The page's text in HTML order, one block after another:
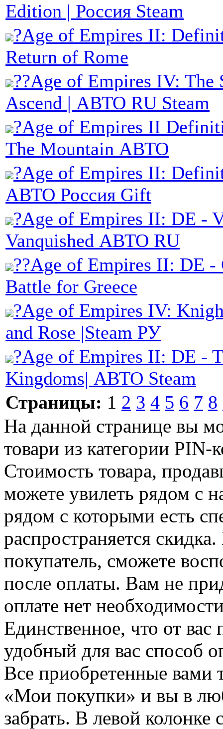
Edition | Россия Steam
?Age of Empires II:
Return of Rome
??Age of Empires IV: The
Ascend | АВТО RU Steam
?Age of Empires II
The Mountain АВТО
?Age of Empires II:
АВТО Россия Gift
?Age of Empires II: DE -
Vanquished АВТО RU
??Age of Empires II: DE -
Battle for Greece
?Age of Empires IV:
and Rose |Steam РУ
?Age of Empires II: DE -
Kingdoms| АВТО Steam
Страницы: 1 2 3 4 5 6 7 8
На данной странице вы
товари из категории
Стоимость товара,
можете увилеть рядом с
рядом с которыми есть
распространяется
покупатель, сможете
после оплаты. Вам не
оплате нет
Единственное, что от вас
удобный для вас способ
Все приобретенные вами
«Мои покупки» и вы в
забрать. В левой